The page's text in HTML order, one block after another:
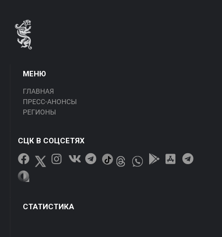
МЕНЮ
ГЛАВНАЯ
ПРЕСС-АНОНСЫ
РЕГИОНЫ
СЦК В СОЦСЕТЯХ
СТАТИСТИКА